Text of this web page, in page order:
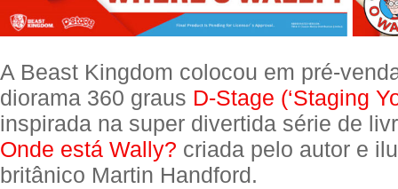
A Beast Kingdom colocou em pré-
diorama 360 graus D-Stage (‘Staging
inspirada na super divertida série de
Onde está Wally? criada pelo autor e
britânico Martin Handford.